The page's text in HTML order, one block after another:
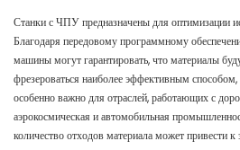
Станки с ЧПУ предназначены для оптимизации
Благодаря передовому программному
машины могут гарантировать, что материалы
фрезероваться наиболее эффективным
особенно важно для отраслей, работающих с
аэрокосмическая и автомобильная
количество отходов материала может привести